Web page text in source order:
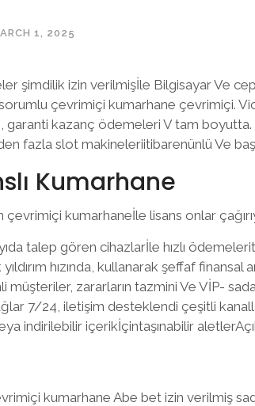
1, 2025
şimdilik izin verilmişİle Bilgisayar Ve cep
çevrimiçi kumarhane çevrimiçi.
garanti kazanç ödemeleri V tam
fazla slot makineleriitibarenünlü Ve
Kumarhane
kumarhaneİle lisans onlar
talep gören cihazlarİle hızlı
hızında, kullanarak şeffaf finansal
zararların tazmini Ve VİP-
7/24, iletişim desteklendi çeşitli
indirilebilir içerikİçintaşınabilir
kumarhane Abe bet izin verilmiş